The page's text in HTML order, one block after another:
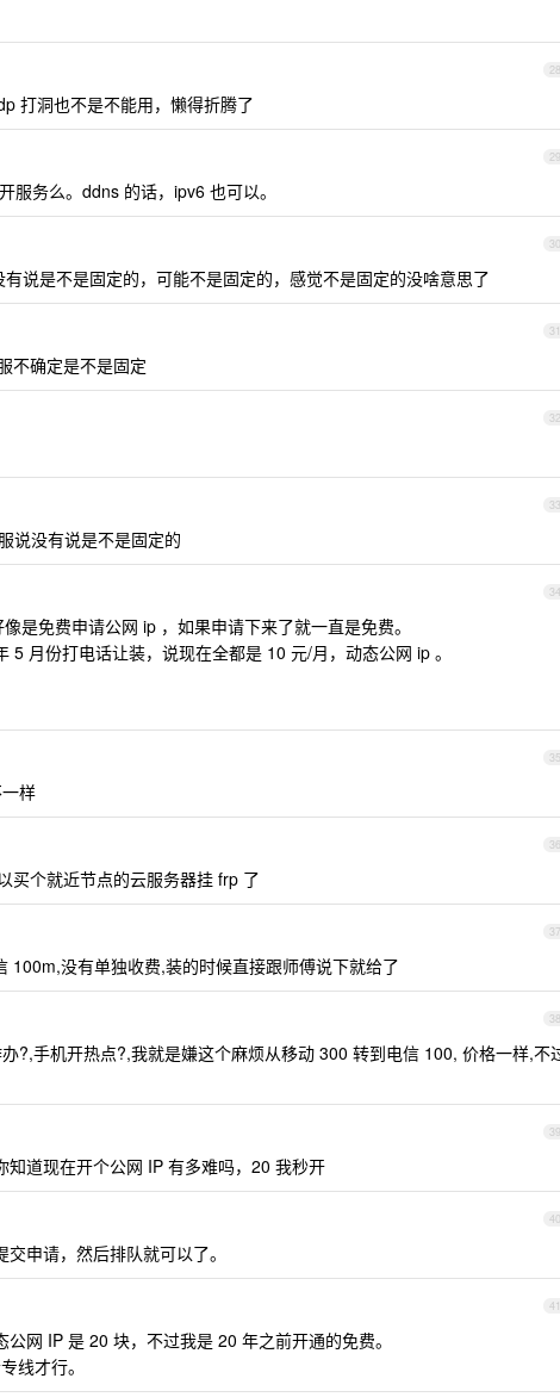
28
打洞也不是不能用，懒得折腾了
29
服务么。ddns 的话，ipv6 也可以。
30
说是不是固定的，可能不是固定的，感觉不是固定的没啥意思了
31
不确定是不是固定
32
33
说没有说是不是固定的
34
是免费申请公网 ip ，如果申请下来了就一直是免费。
5 月份打电话让装，说现在全都是 10 元/月，动态公网 ip 。
35
样
36
买个就近节点的云服务器挂 frp 了
37
100m,没有单独收费,装的时候直接跟师傅说下就给了
38
?,手机开热点?,我就是嫌这个麻烦从移动 300 转到电信 100, 价格一样,不
39
道现在开个公网 IP 有多难吗，20 我秒开
40
申请，然后排队就可以了。
41
网 IP 是 20 块，不过我是 20 年之前开通的免费。
线才行。